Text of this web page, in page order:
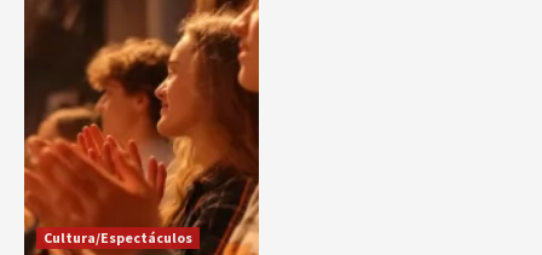
Cultura/Espectáculos